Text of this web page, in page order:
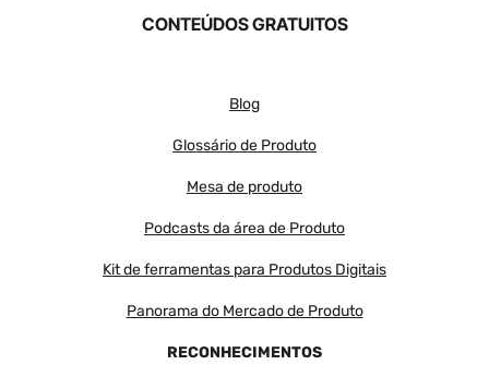
CONTEÚDOS GRATUITOS
Blog
Glossário de Produto
Mesa de produto
Podcasts da área de Produto
Kit de ferramentas para Produtos Digitais
Panorama do Mercado de Produto
RECONHECIMENTOS